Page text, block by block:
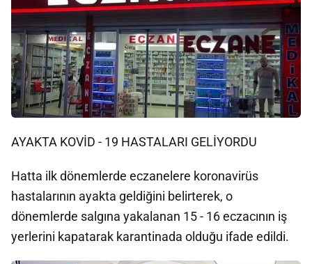
AYAKTA KOVİD - 19 HASTALARI GELİYORDU
Hatta ilk dönemlerde eczanelere koronavirüs
hastalarının ayakta geldiğini belirterek, o
dönemlerde salgına yakalanan 15 - 16 eczacının iş
yerlerini kapatarak karantinada olduğu ifade edildi.